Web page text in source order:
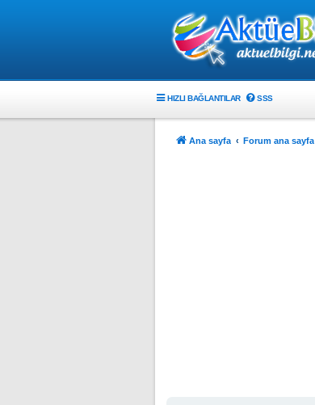
HIZLI BAĞLANTILAR SSS
Ana sayfa Forum ana sayfa